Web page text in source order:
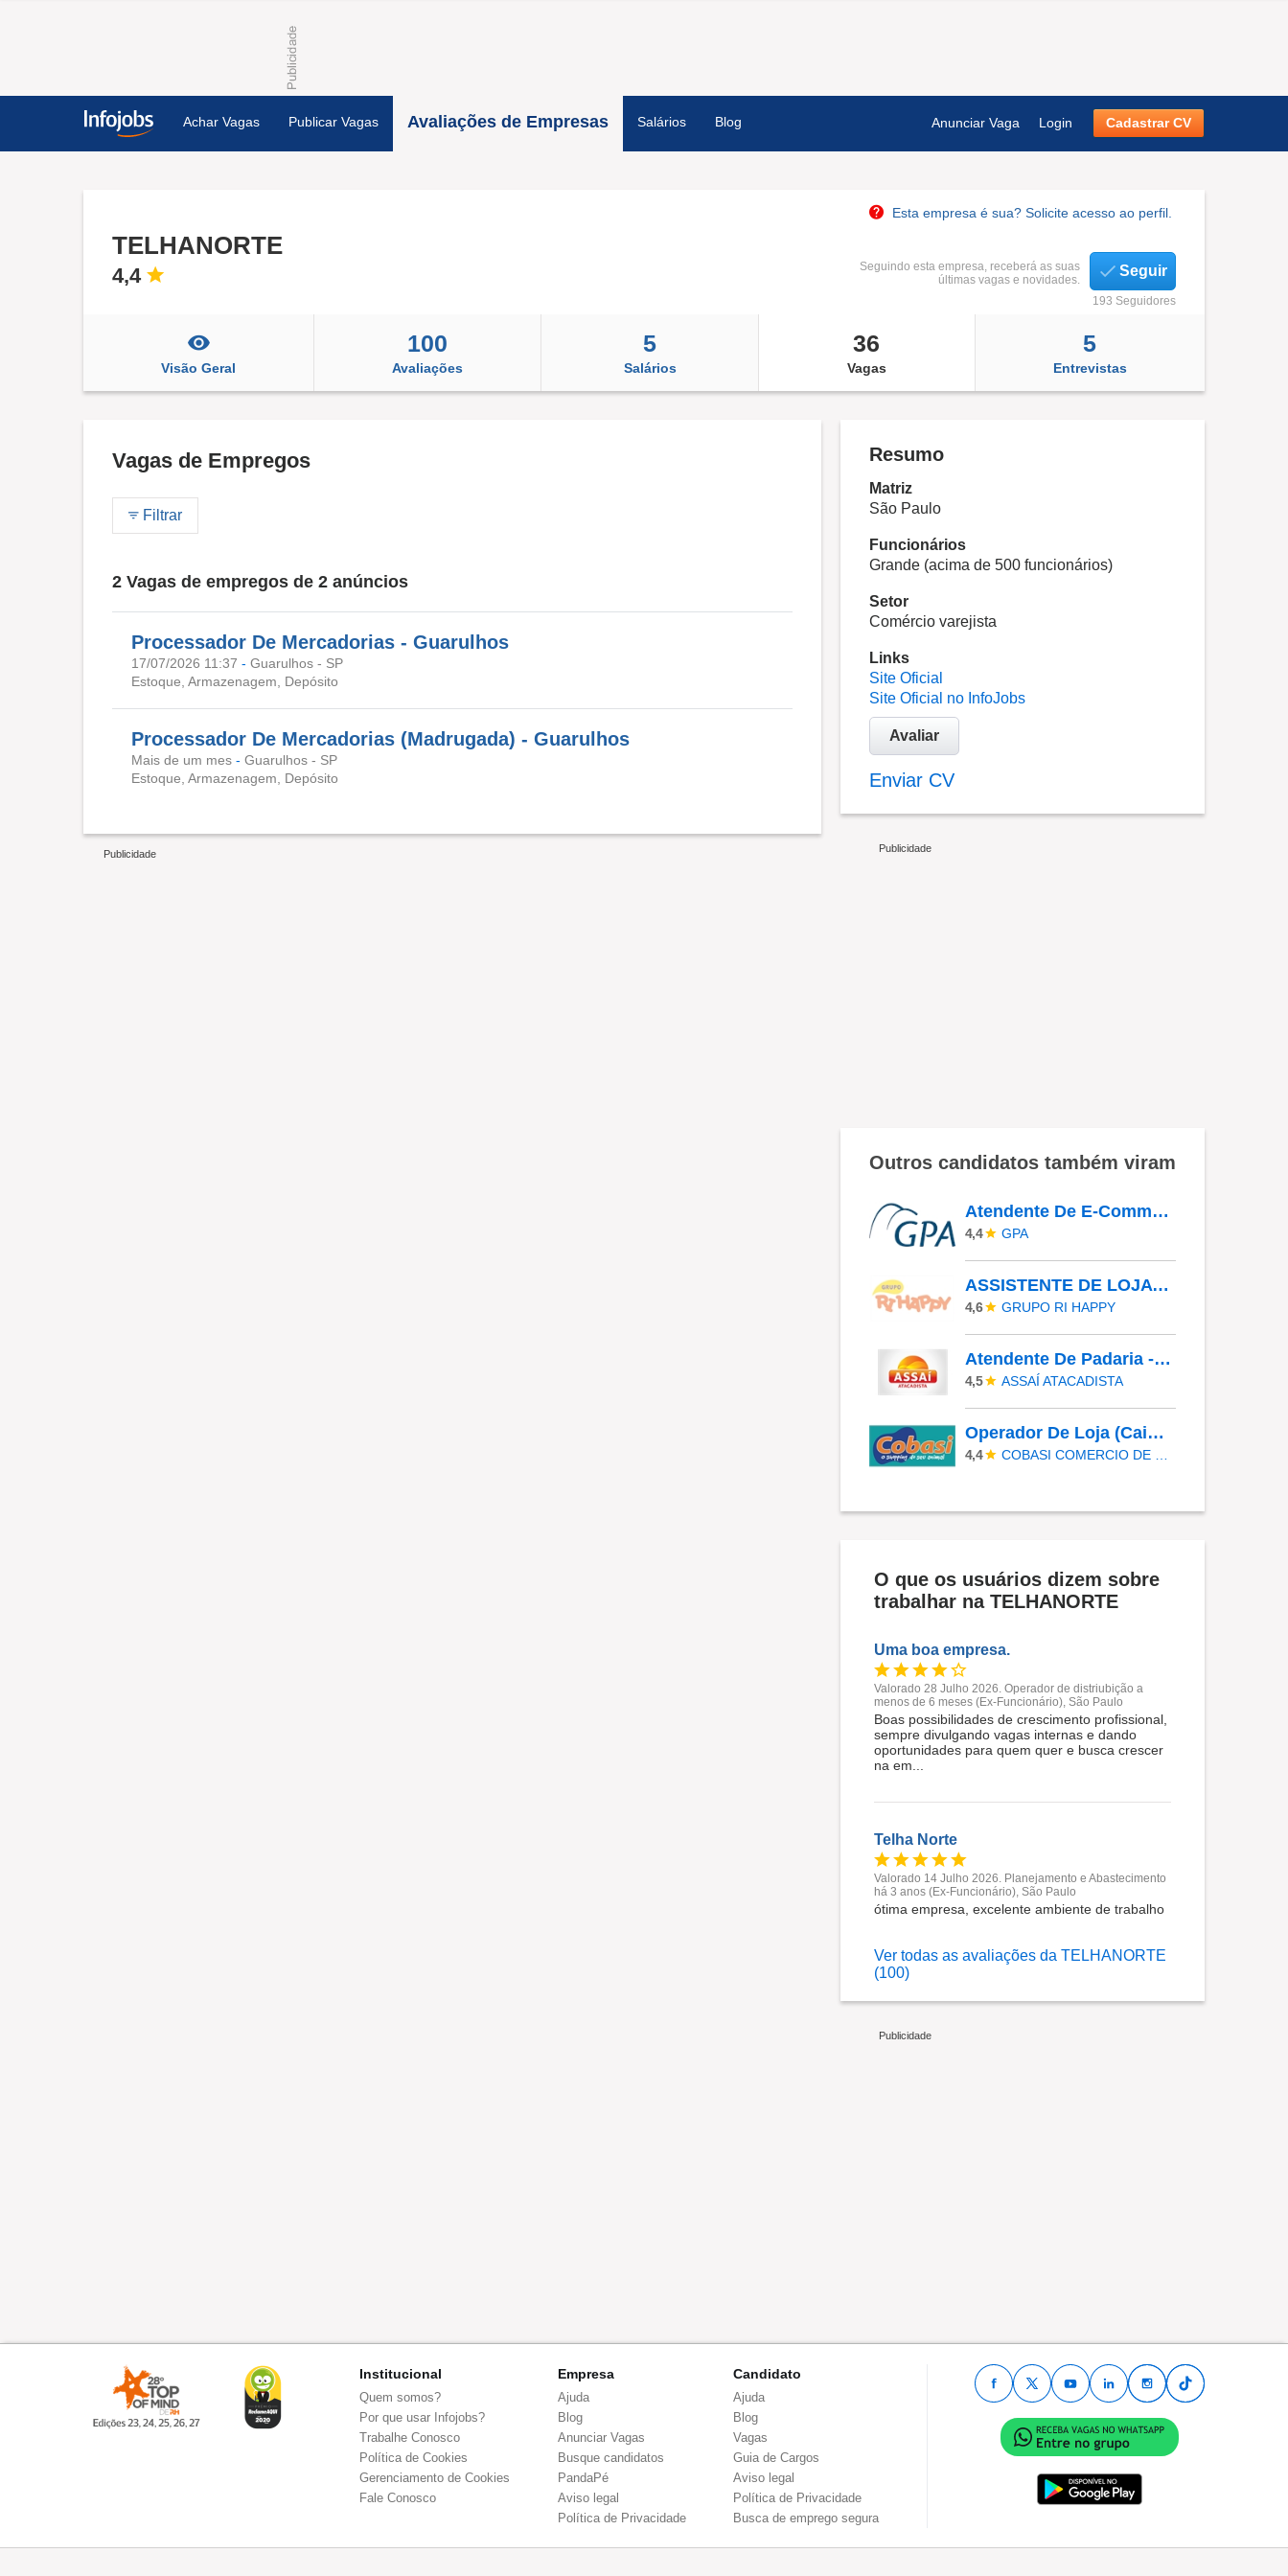
Achar Vagas Publicar Vagas Avaliações de Empresas Salários Blog Anunciar Vaga Login Cadastrar CV
Esta empresa é sua? Solicite acesso ao perfil.
TELHANORTE
4,4
Seguindo esta empresa, receberá as suas
últimas vagas e novidades.
Seguir
193 Seguidores
Visão Geral
100
Avaliações
5
Salários
36
Vagas
5
Entrevistas
Vagas de Empregos
Filtrar
2 Vagas de empregos de 2 anúncios
Processador De Mercadorias - Guarulhos
17/07/2026 11:37 - Guarulhos - SP
Estoque, Armazenagem, Depósito
Processador De Mercadorias (Madrugada) - Guarulhos
Mais de um mes - Guarulhos - SP
Estoque, Armazenagem, Depósito
Resumo
Matriz
São Paulo
Funcionários
Grande (acima de 500 funcionários)
Setor
Comércio varejista
Links
Site Oficial
Site Oficial no InfoJobs
Avaliar
Enviar CV
Outros candidatos também viram
Atendente De E-Commerce Guarulhos
4,4 GPA
ASSISTENTE DE LOJA - PARQUE BELÉM
4,6 GRUPO RI HAPPY
Atendente De Padaria - Temporário (Alto Da XV)
4,5 ASSAÍ ATACADISTA
Operador De Loja (Caixa/Repositor) - Tucuruvi (Nova Cantareira)
4,4
O que os usuários dizem sobre
trabalhar na TELHANORTE
Uma boa empresa.
Valorado 28 Julho 2026. Operador de distriubição a
menos de 6 meses (Ex-Funcionário), São Paulo
Boas possibilidades de crescimento profissional,
sempre divulgando vagas internas e dando
oportunidades para quem quer e busca crescer
na em...
Telha Norte
Valorado 14 Julho 2026. Planejamento e Abastecimento
há 3 anos (Ex-Funcionário), São Paulo
ótima empresa, excelente ambiente de trabalho
Ver todas as avaliações da TELHANORTE
(100)
Institucional
Quem somos?
Por que usar Infojobs?
Trabalhe Conosco
Política de Cookies
Gerenciamento de Cookies
Fale Conosco
Empresa
Ajuda
Blog
Anunciar Vagas
Busque candidatos
PandaPé
Aviso legal
Política de Privacidade
Candidato
Ajuda
Blog
Vagas
Guia de Cargos
Aviso legal
Política de Privacidade
Busca de emprego segura